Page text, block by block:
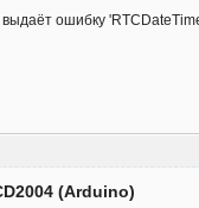
ошибку
(Arduino)